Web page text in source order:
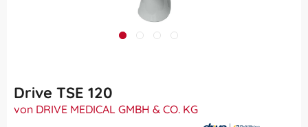
Drive TSE 120
von DRIVE MEDICAL GMBH & CO. KG